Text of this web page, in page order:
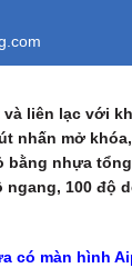
liên lạc với
nhấn mở khóa,
bằng nhựa
ngang, 100 độ
có màn hình